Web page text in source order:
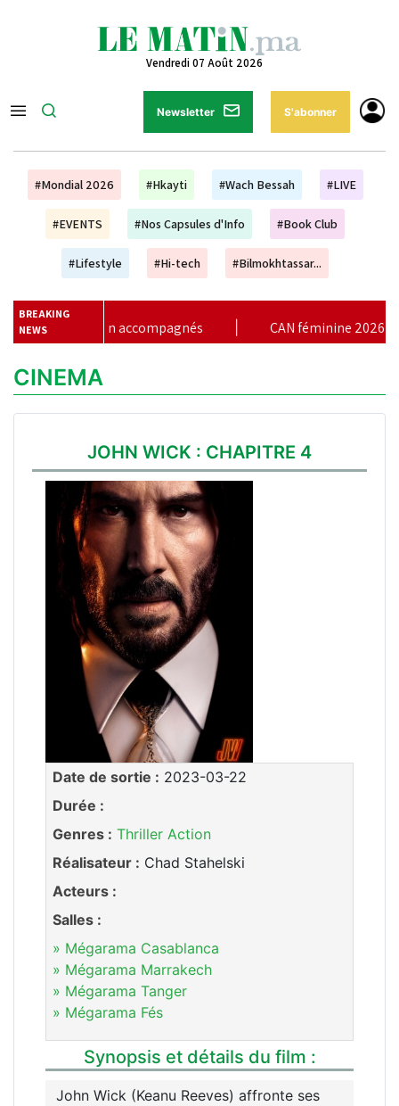
Vendredi 07 Août 2026
Newsletter S'abonner
#Mondial 2026 #Hkayti #Wach Bessah #LIVE
#EVENTS #Nos Capsules d'Info #Book Club
#Lifestyle #Hi-tech #Bilmokhtassar...
BREAKING
NEWS
accompagnés | CAN féminine 2026 : à quelle heure
CINEMA
JOHN WICK : CHAPITRE 4
Date de sortie : 2023-03-22
Durée :
Genres : Thriller Action
Réalisateur : Chad Stahelski
Acteurs :
Salles :
» Mégarama Casablanca
» Mégarama Marrakech
» Mégarama Tanger
» Mégarama Fés
Synopsis et détails du film :
John Wick (Keanu Reeves) affronte ses